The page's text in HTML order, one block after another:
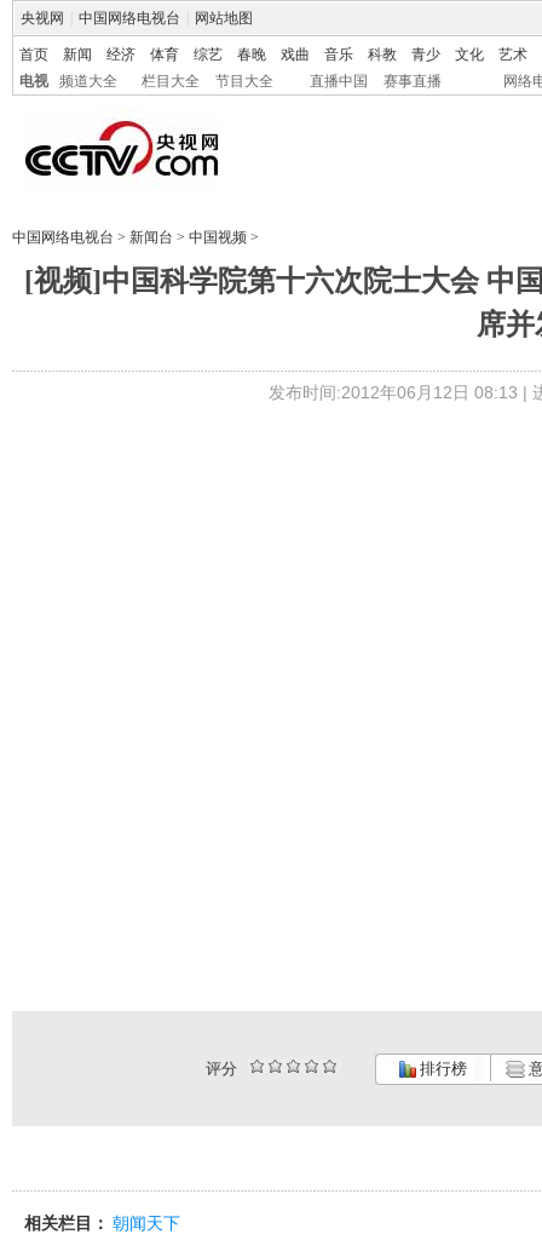
央视网 中国网络电视台 网站地图
首页 新闻 经济 体育 综艺 春晚 戏曲 音乐 科教 青少 文化
艺术
电视
频道大全 栏目大全 节目大全 直播中国 赛事直播 网络
中国网络电视台 > 新闻台 > 中国视频 >
[视频]中国科学院第十六次院士大会 中
席
发布时间:2012年06月12日 08:13 |
评分 排行榜
相关栏目： 朝闻天下